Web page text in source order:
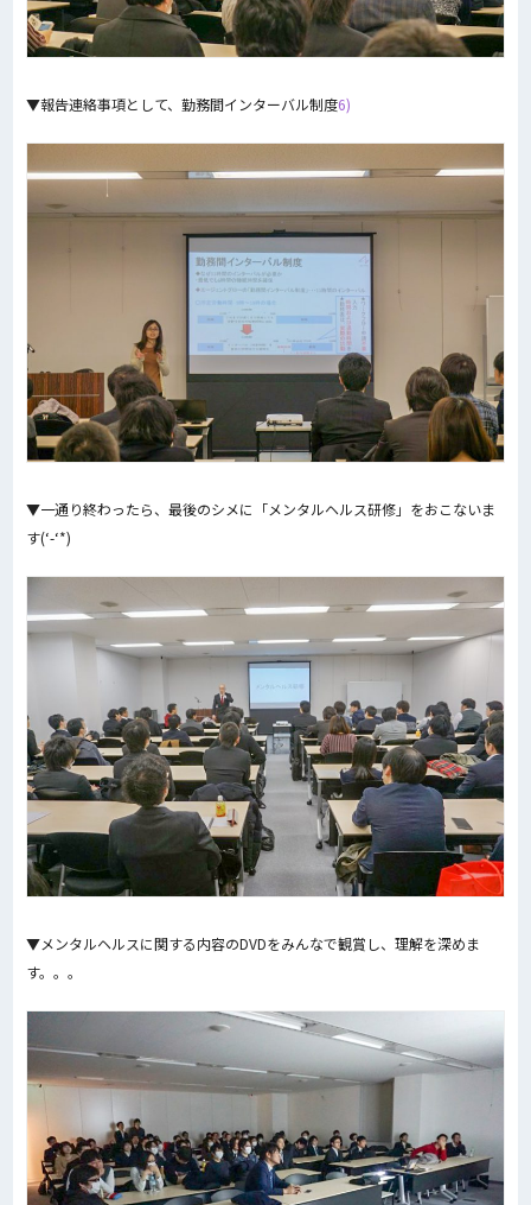
▼報告連絡事項として、勤務間インターバル制度6)
▼一通り終わったら、最後のシメに「メンタルヘルス研修」をおこないま
す(‘-‘*)
▼メンタルヘルスに関する内容のDVDをみんなで観賞し、理解を深めま
す。。。